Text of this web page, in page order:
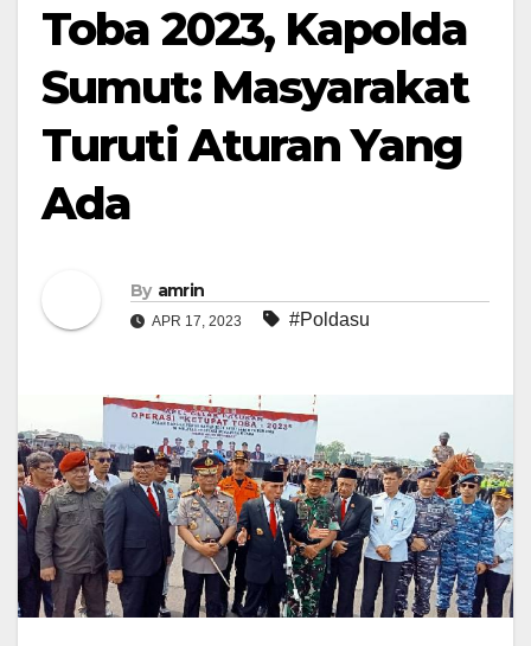
Toba 2023, Kapolda
Sumut: Masyarakat
Turuti Aturan Yang
Ada
By amrin
APR 17, 2023 #Poldasu